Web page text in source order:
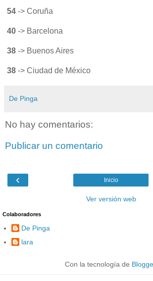
54 -> Coruña
40 -> Barcelona
38 -> Buenos Aires
38 -> Ciudad de México
De Pinga
No hay comentarios:
Publicar un comentario
‹ Inicio
Ver versión web
Colaboradores
De Pinga
lara
Con la tecnología de